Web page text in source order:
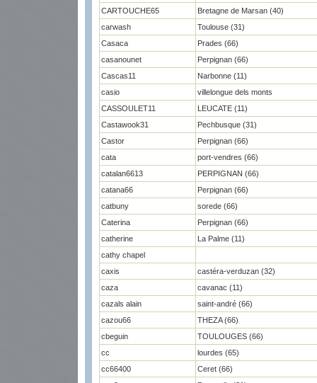
CARTOUCHE65
Bretagne de Marsan (40)
carwash
Toulouse (31)
Casaca
Prades (66)
casanounet
Perpignan (66)
Cascas11
Narbonne (11)
casio
villelongue dels monts
CASSOULET11
LEUCATE (11)
Castawook31
Pechbusque (31)
Castor
Perpignan (66)
cata
port-vendres (66)
catalan6613
PERPIGNAN (66)
catana66
Perpignan (66)
catbuny
sorede (66)
Caterina
Perpignan (66)
catherine
La Palme (11)
cathy chapel
caxis
castéra-verduzan (32)
caza
cavanac (11)
cazals alain
saint-andré (66)
cazou66
THEZA (66)
cbeguin
TOULOUGES (66)
cc
lourdes (65)
cc66400
Ceret (66)